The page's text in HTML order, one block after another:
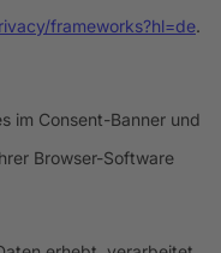
frameworks?hl=de.
im Consent-Banner und
Browser-Software